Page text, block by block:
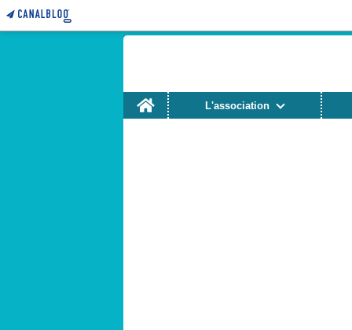
Home
L'association